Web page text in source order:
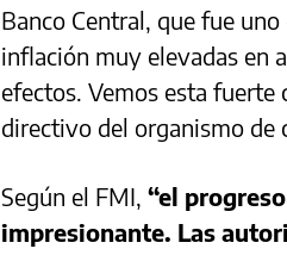
Banco Central, que fue
inflación muy elevadas en
efectos. Vemos esta fuerte
directivo del organismo de
Según el FMI, “el
impresionante. Las